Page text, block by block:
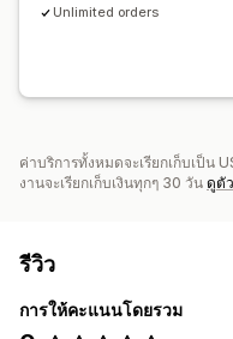
Unlimited orders
ค่าบริการทั้งหมดจะเรียกเก็บเป็น
งานจะเรียกเก็บเงินทุกๆ 30 วัน ดูตั
รีวิว
การให้คะแนนโดยรวม